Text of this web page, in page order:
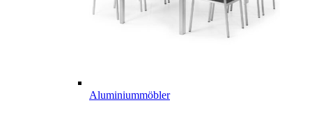
Aluminiummöbler